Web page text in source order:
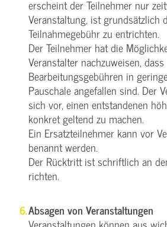
erscheint der Teilnehmer nur
Veranstaltung, ist grundsätzlich
Teilnahmegebühr zu entrichten.
Der Teilnehmer hat die
Veranstalter nachzuweisen, dass
Bearbeitungsgebühren in
Pauschale angefallen sind. Der
sich vor, einen entstandenen
konkret geltend zu machen.
Ein Ersatzteilnehmer kann vor
benannt werden.
Der Rücktritt ist schriftlich an
richten.
Absagen von Veranstaltungen